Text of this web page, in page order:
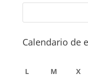
Calendario de
L M X